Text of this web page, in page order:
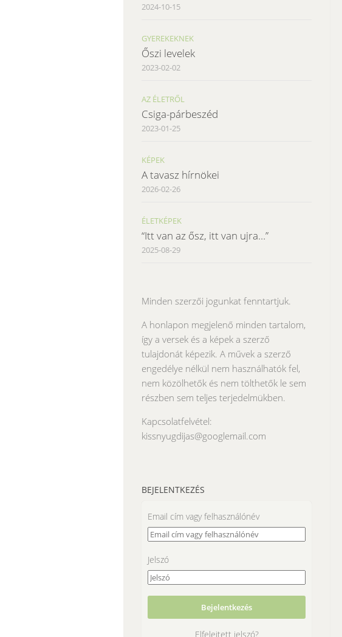
2024-10-15
GYEREKEKNEK
Őszi levelek
2023-02-02
AZ ÉLETRŐL
Csiga-párbeszéd
2023-01-25
KÉPEK
A tavasz hírnökei
2026-02-26
ÉLETKÉPEK
“Itt van az ősz, itt van ujra…”
2025-08-29
Minden szerzői jogunkat fenntartjuk.
A honlapon megjelenő minden tartalom,
így a versek és a képek a szerző
tulajdonát képezik. A művek a szerző
engedélye nélkül nem használhatók fel,
nem közölhetők és nem tölthetők le sem
részben sem teljes terjedelmükben.
Kapcsolatfelvétel:
kissnyugdijas@googlemail.com
BEJELENTKEZÉS
Email cím vagy felhasználónév
Jelszó
Elfelejtett jelszó?